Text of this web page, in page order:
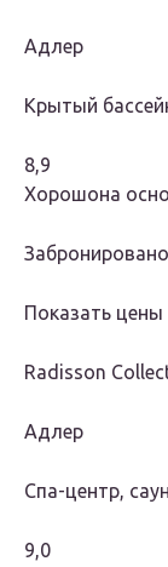
Адлер
Крытый
8,9
Хорошона
Показать цены
Radisson
Адлер
Спа-центр,
9,0